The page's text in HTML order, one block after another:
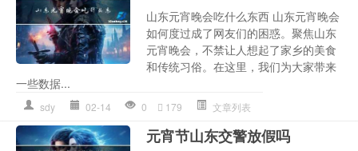
山东元宵晚会吃什么东西 山东元宵晚会
如何度过成了网友们的困惑。聚焦山东
元宵晚会，不禁让人想起了家乡的美食
和传统习俗。在这里，我们为大家带来
一些数据...
sdy 02-14 0 179 文章列表
元宵节山东交警放假吗